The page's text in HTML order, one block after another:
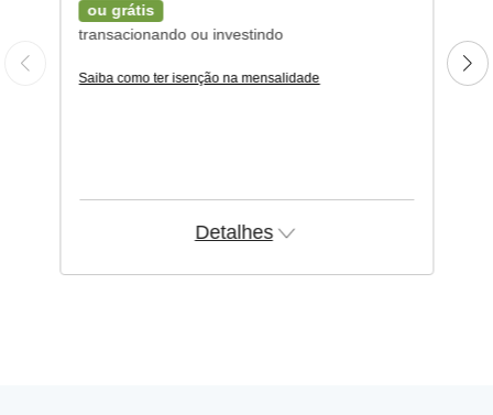
ou grátis
transacionando ou investindo
Saiba como ter isenção na mensalidade
Abrir
detalhes
Detalhes